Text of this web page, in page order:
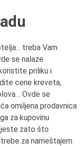
treba Vam
se nalaze
priliku i
cene kreveta,
Ovde se
omiljena prodavnica
za kupovinu
jeste zato što
za nameštajem